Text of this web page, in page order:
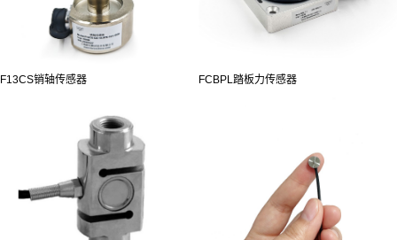
F13CS销轴传感器 FCBPL踏板力传感器